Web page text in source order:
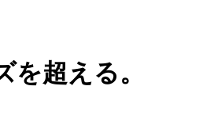
超える。